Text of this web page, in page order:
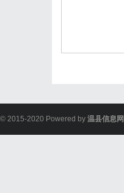
© 2015-2020 Powered by 温县信息网